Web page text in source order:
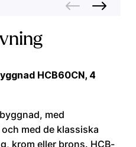
HCB60CN, 4
med
med de klassiska